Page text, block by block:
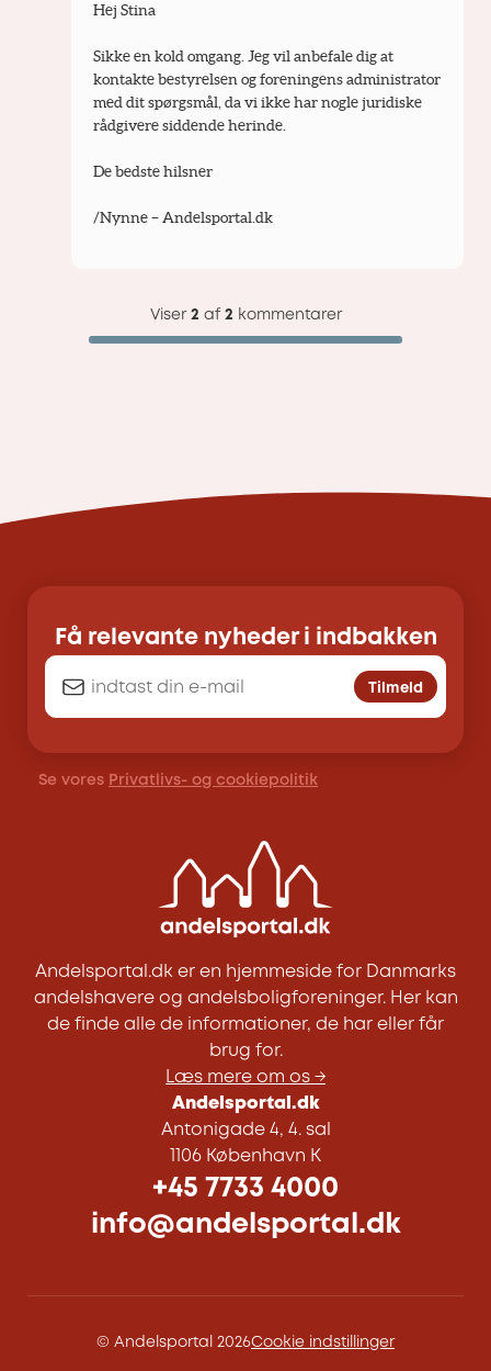
Hej Stina
Sikke en kold omgang. Jeg vil anbefale dig at
kontakte bestyrelsen og foreningens administrator
med dit spørgsmål, da vi ikke har nogle juridiske
rådgivere siddende herinde.
De bedste hilsner
/Nynne – Andelsportal.dk
Viser 2 af 2 kommentarer
Få relevante nyheder i indbakken
Tilmeld
Se vores Privatlivs- og cookiepolitik
Andelsportal.dk er en hjemmeside for Danmarks
andelshavere og andelsboligforeninger. Her kan
de finde alle de informationer, de har eller får
brug for.
Læs mere om os →
Andelsportal.dk
Antonigade 4, 4. sal
1106 København K
+45 7733 4000
info@andelsportal.dk
© Andelsportal 2026Cookie indstillinger